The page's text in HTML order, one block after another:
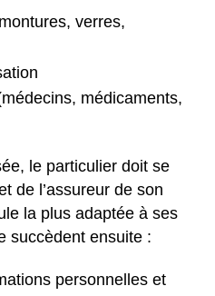
verres,
médicaments,
le particulier doit se
de l’assureur de son
la plus adaptée à ses
succèdent ensuite :
personnelles et